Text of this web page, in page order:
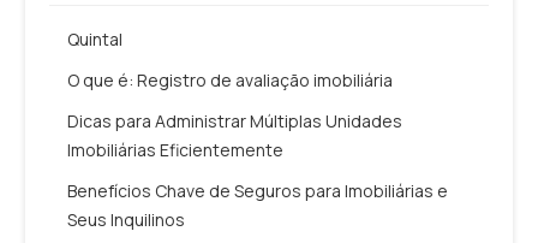
Quintal
O que é: Registro de avaliação imobiliária
Dicas para Administrar Múltiplas Unidades
Imobiliárias Eficientemente
Benefícios Chave de Seguros para Imobiliárias e
Seus Inquilinos